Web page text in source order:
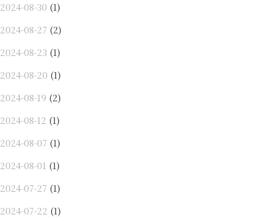
2024-08-30 (1)
2024-08-27 (2)
2024-08-23 (1)
2024-08-20 (1)
2024-08-19 (2)
2024-08-12 (1)
2024-08-07 (1)
2024-08-01 (1)
2024-07-27 (1)
2024-07-22 (1)